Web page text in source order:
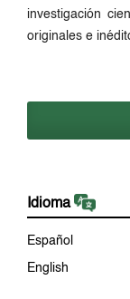
investigación
originales e
Idioma
Español
English